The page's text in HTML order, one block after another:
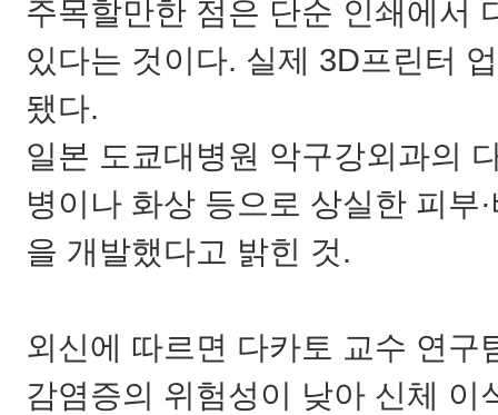
주목할만한 점은 단순 인쇄에서
있다는 것이다. 실제 3D프린터
됐다.
일본 도쿄대병원 악구강외과의
병이나 화상 등으로 상실한 피부
을 개발했다고 밝힌 것.
외신에 따르면 다카토 교수 연
감염증의 위험성이 낮아 신체